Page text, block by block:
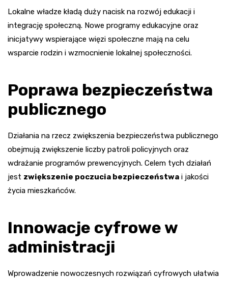
Lokalne władze kładą duży nacisk na rozwój edukacji i
integrację społeczną. Nowe programy edukacyjne oraz
inicjatywy wspierające więzi społeczne mają na celu
wsparcie rodzin i wzmocnienie lokalnej społeczności.
Poprawa bezpieczeństwa
publicznego
Działania na rzecz zwiększenia bezpieczeństwa publicznego
obejmują zwiększenie liczby patroli policyjnych oraz
wdrażanie programów prewencyjnych. Celem tych działań
jest zwiększenie poczucia bezpieczeństwa i jakości
życia mieszkańców.
Innowacje cyfrowe w
administracji
Wprowadzenie nowoczesnych rozwiązań cyfrowych ułatwia